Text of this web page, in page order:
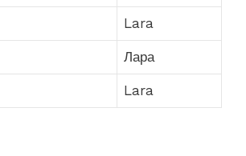
Lara
Лара
Lara